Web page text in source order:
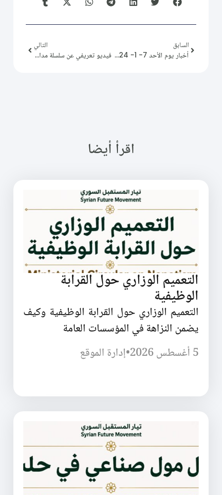
السابق
أخبار يوم الأحد 7- 1- 2024.
التالي
فيديو تعريفي عن سلسلة مدارس تواد التعليمية، وافتتاح فرع لها في مدينة عفرين بريف حلب الشمالي
اقرأ أيضا
التعميم الوزاري حول القرابة
الوظيفية
التعميم الوزاري حول القرابة الوظيفية وكيف
يضمن النزاهة في المؤسسات العامة
5 أغسطس 2026
•إدارة الموقع